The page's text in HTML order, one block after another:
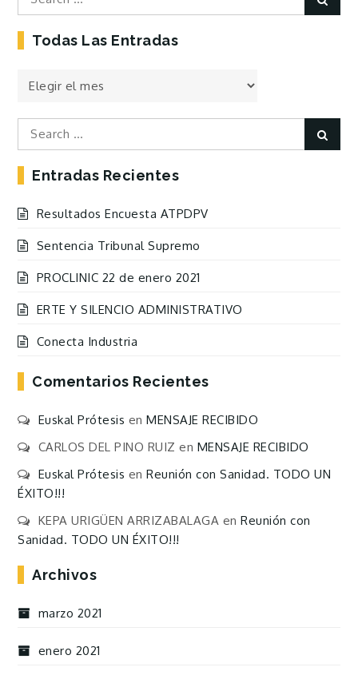
Todas Las Entradas
Entradas
Search
Entradas Recientes
Resultados Encuesta ATPDPV
Sentencia Tribunal Supremo
PROCLINIC 22 de enero 2021
ERTE Y SILENCIO ADMINISTRATIVO
Conecta Industria
Comentarios Recientes
Euskal Prótesis enMENSAJE RECIBIDO
CARLOS DEL PINO RUIZ en MENSAJE RECIBIDO
Euskal Prótesis enReunión con Sanidad. TODO UN
ÉXITO!!!
KEPA URIGÜEN ARRIZABALAGA enReunión con
Sanidad. TODO UN ÉXITO!!!
Archivos
marzo 2021
enero 2021